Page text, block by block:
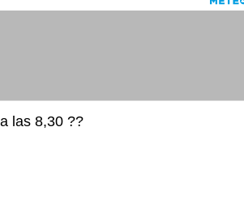
las 8,30 ??